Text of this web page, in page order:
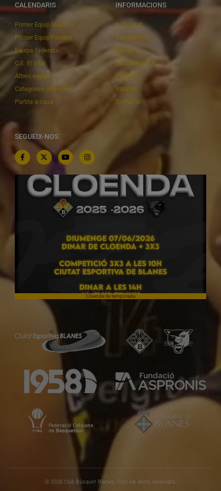
CALENDARIS
Primer Equip Masculí
Primer Equip Femení
Equips federats
C.E. El Vilar
Altres equips
Categories inferiors
Partits a casa
INFORMACIONS
Actualitat
Inscripcions
Botiga
Documentació
Playoff
Intranet
Contacte
SEGUEIX-NOS
Cloenda de temporada
© 2026 Club Bàsquet Blanes. Tots els drets reservats.